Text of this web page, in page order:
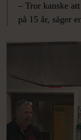
– Tror kanske
på 15 år, säger